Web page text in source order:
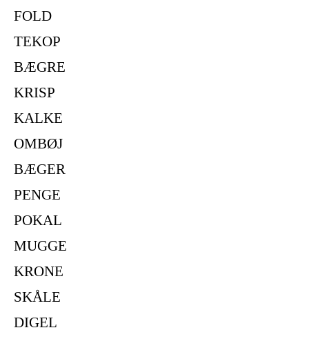
FOLD
TEKOP
BÆGRE
KRISP
KALKE
OMBØJ
BÆGER
PENGE
POKAL
MUGGE
KRONE
SKÅLE
DIGEL